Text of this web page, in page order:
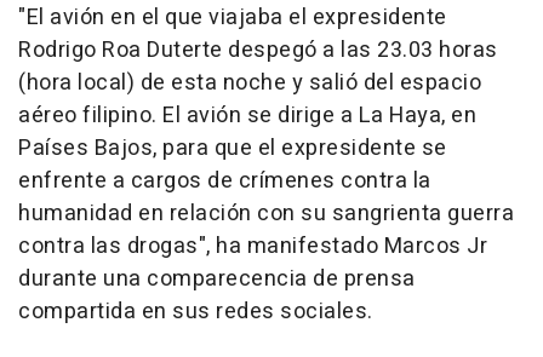
"El avión en el que viajaba el expresidente
Rodrigo Roa Duterte despegó a las 23.03 horas
(hora local) de esta noche y salió del espacio
aéreo filipino. El avión se dirige a La Haya, en
Países Bajos, para que el expresidente se
enfrente a cargos de crímenes contra la
humanidad en relación con su sangrienta guerra
contra las drogas", ha manifestado Marcos Jr
durante una comparecencia de prensa
compartida en sus redes sociales.